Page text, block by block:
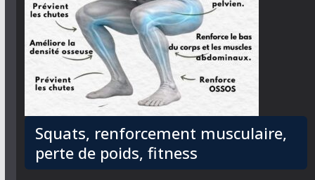
Squats, renforcement musculaire,
perte de poids, fitness